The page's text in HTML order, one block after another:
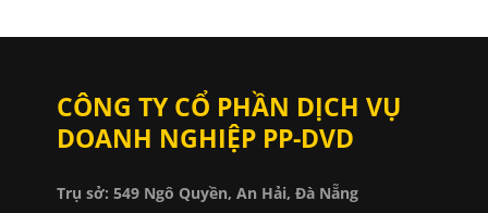
CÔNG TY CỔ PHẦN DỊCH VỤ
DOANH NGHIỆP PP-DVD
Trụ sở: 549 Ngô Quyền, An Hải, Đà Nẵng